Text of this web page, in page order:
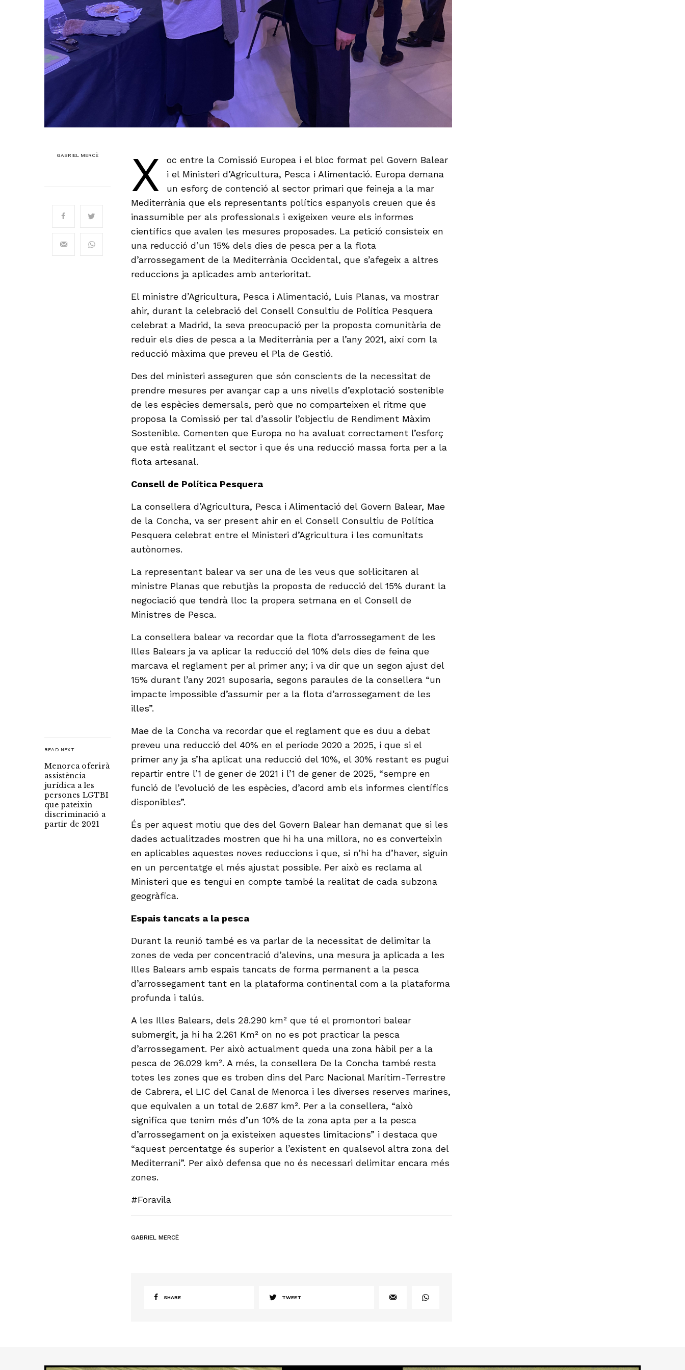
GABRIEL MERCÈ
READ NEXT
Menorca oferirà
assistència
jurídica a les
persones LGTBI
que pateixin
discriminació a
partir de 2021
X
oc entre la Comissió Europea i el bloc format pel Govern Balear
i el Ministeri d’Agricultura, Pesca i Alimentació. Europa demana
un esforç de contenció al sector primari que feineja a la mar
Mediterrània que els representants polítics espanyols creuen que és
inassumible per als professionals i exigeixen veure els informes
científics que avalen les mesures proposades. La petició consisteix en
una reducció d’un 15% dels dies de pesca per a la flota
d’arrossegament de la Mediterrània Occidental, que s’afegeix a altres
reduccions ja aplicades amb anterioritat.
El ministre d’Agricultura, Pesca i Alimentació, Luis Planas, va mostrar
ahir, durant la celebració del Consell Consultiu de Política Pesquera
celebrat a Madrid, la seva preocupació per la proposta comunitària de
reduir els dies de pesca a la Mediterrània per a l’any 2021, així com la
reducció màxima que preveu el Pla de Gestió.
Des del ministeri asseguren que són conscients de la necessitat de
prendre mesures per avançar cap a uns nivells d’explotació sostenible
de les espècies demersals, però que no comparteixen el ritme que
proposa la Comissió per tal d’assolir l’objectiu de Rendiment Màxim
Sostenible. Comenten que Europa no ha avaluat correctament l’esforç
que està realitzant el sector i que és una reducció massa forta per a la
flota artesanal.
Consell de Política Pesquera
La consellera d’Agricultura, Pesca i Alimentació del Govern Balear, Mae
de la Concha, va ser present ahir en el Consell Consultiu de Política
Pesquera celebrat entre el Ministeri d’Agricultura i les comunitats
autònomes.
La representant balear va ser una de les veus que sol·licitaren al
ministre Planas que rebutjàs la proposta de reducció del 15% durant la
negociació que tendrà lloc la propera setmana en el Consell de
Ministres de Pesca.
La consellera balear va recordar que la flota d’arrossegament de les
Illes Balears ja va aplicar la reducció del 10% dels dies de feina que
marcava el reglament per al primer any; i va dir que un segon ajust del
15% durant l’any 2021 suposaria, segons paraules de la consellera “un
impacte impossible d’assumir per a la flota d’arrossegament de les
illes”.
Mae de la Concha va recordar que el reglament que es duu a debat
preveu una reducció del 40% en el període 2020 a 2025, i que si el
primer any ja s’ha aplicat una reducció del 10%, el 30% restant es pugui
repartir entre l’1 de gener de 2021 i l’1 de gener de 2025, “sempre en
funció de l’evolució de les espècies, d’acord amb els informes científics
disponibles”.
És per aquest motiu que des del Govern Balear han demanat que si les
dades actualitzades mostren que hi ha una millora, no es converteixin
en aplicables aquestes noves reduccions i que, si n’hi ha d’haver, siguin
en un percentatge el més ajustat possible. Per això es reclama al
Ministeri que es tengui en compte també la realitat de cada subzona
geogràfica.
Espais tancats a la pesca
Durant la reunió també es va parlar de la necessitat de delimitar la
zones de veda per concentració d’alevins, una mesura ja aplicada a les
Illes Balears amb espais tancats de forma permanent a la pesca
d’arrossegament tant en la plataforma continental com a la plataforma
profunda i talús.
A les Illes Balears, dels 28.290 km² que té el promontori balear
submergit, ja hi ha 2.261 Km² on no es pot practicar la pesca
d’arrossegament. Per això actualment queda una zona hàbil per a la
pesca de 26.029 km². A més, la consellera De la Concha també resta
totes les zones que es troben dins del Parc Nacional Marítim-Terrestre
de Cabrera, el LIC del Canal de Menorca i les diverses reserves marines,
que equivalen a un total de 2.687 km². Per a la consellera, “això
significa que tenim més d’un 10% de la zona apta per a la pesca
d’arrossegament on ja existeixen aquestes limitacions” i destaca que
“aquest percentatge és superior a l’existent en qualsevol altra zona del
Mediterrani”. Per això defensa que no és necessari delimitar encara més
zones.
#Foravila
GABRIEL MERCÈ
SHARE TWEET